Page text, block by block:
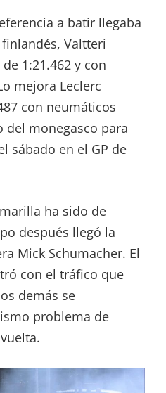
a batir llegaba
Valtteri
1:21.462 y con
mejora Leclerc
con neumáticos
del monegasco para
sábado en el GP de
ha sido de
después llegó la
Mick Schumacher. El
con el tráfico que
demás se
problema de